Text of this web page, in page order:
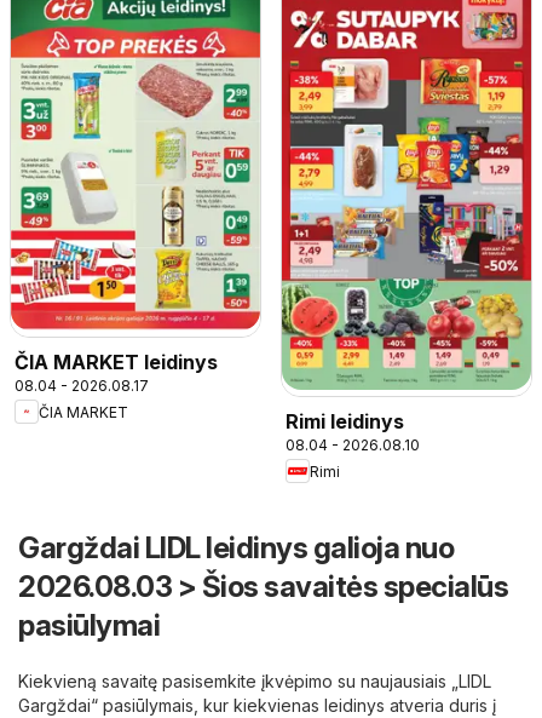
ČIA MARKET leidinys
08.04 - 2026.08.17
ČIA MARKET
Rimi leidinys
08.04 - 2026.08.10
Rimi
Gargždai LIDL leidinys galioja nuo
2026.08.03 > Šios savaitės specialūs
pasiūlymai
Kiekvieną savaitę pasisemkite įkvėpimo su naujausiais „LIDL
Gargždai“ pasiūlymais, kur kiekvienas leidinys atveria duris į